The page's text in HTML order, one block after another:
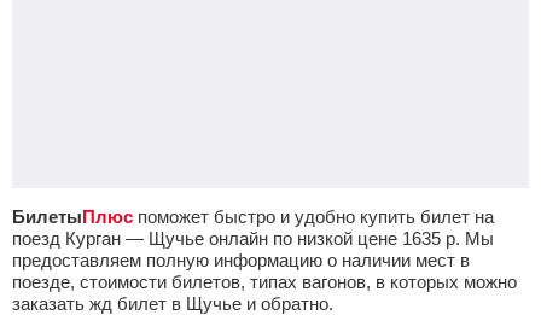
БилетыПлюс поможет быстро и удобно купить билет на
поезд Курган — Щучье онлайн по низкой цене 1635 р. Мы
предоставляем полную информацию о наличии мест в
поезде, стоимости билетов, типах вагонов, в которых можно
заказать жд билет в Щучье и обратно.